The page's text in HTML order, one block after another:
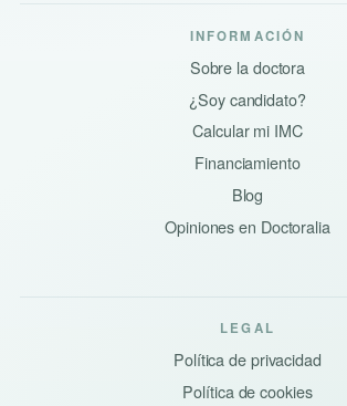
INFORMACIÓN
Sobre la doctora
¿Soy candidato?
Calcular mi IMC
Financiamiento
Blog
Opiniones en Doctoralia
LEGAL
Política de privacidad
Política de cookies